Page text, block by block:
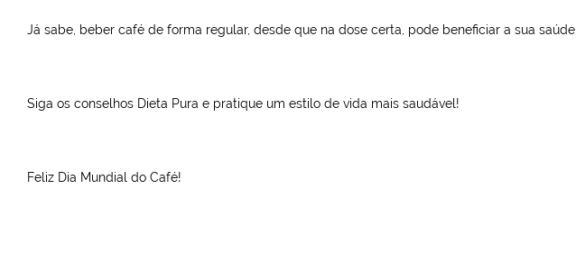
Já sabe, beber café de forma regular, desde que na dose certa , pode beneficiar a sua saúde.
Siga os conselhos Dieta Pura e pratique um estilo de vida mais saudável!
Feliz Dia Mundial do Café!